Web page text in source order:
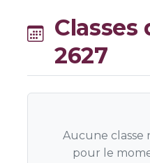
2627
Aucune classe
pour le